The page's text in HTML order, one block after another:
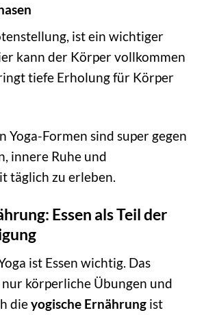
ist ein wichtiger
kann der Körper vollkommen
tiefe Erholung für Körper
Yoga-Formen sind super gegen
innere Ruhe und
täglich zu erleben.
Essen als Teil der
ist Essen wichtig. Das
körperliche Übungen und
dieyogische Ernährung ist